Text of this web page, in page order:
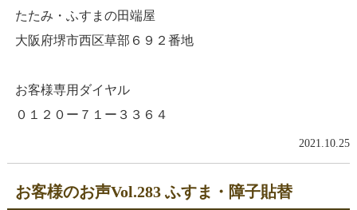
たたみ・ふすまの田端屋
大阪府堺市西区草部６９２番地
お客様専用ダイヤル
０１２０ー７１ー３３６４
2021.10.25
お客様のお声Vol.283 ふすま・障子貼替